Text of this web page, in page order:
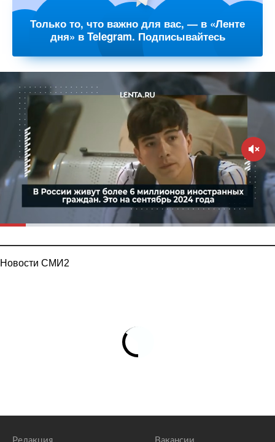
Только то, что важно для вас, — в «Ленте
дня» в Telegram. Подписывайтесь
Новости СМИ2